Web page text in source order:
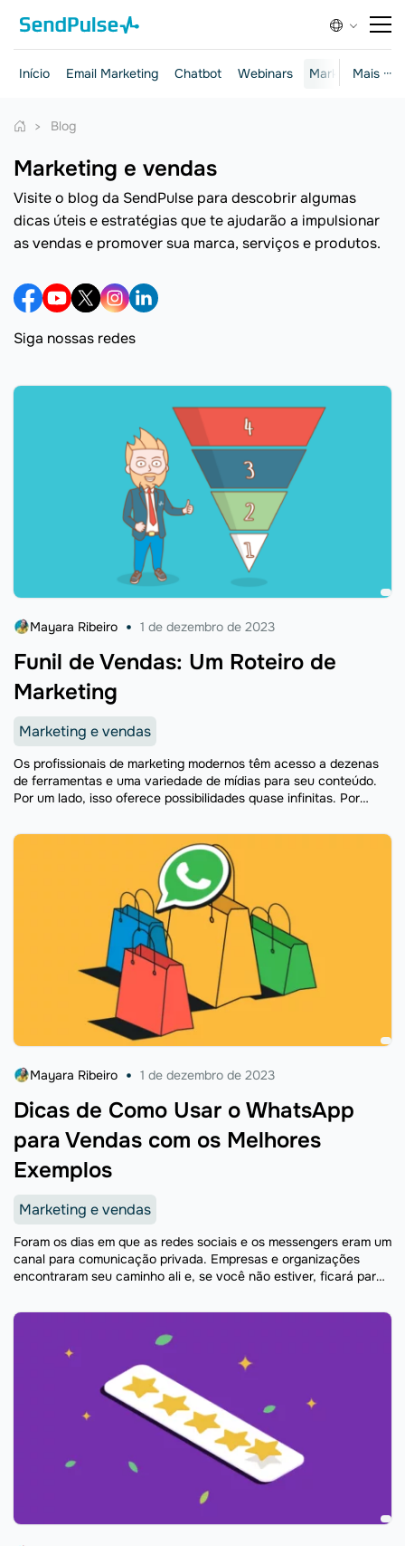
Mais ···
Início Email Marketing Chatbot Webinars Marketing e
Blog
Marketing e vendas
Visite o blog da SendPulse para descobrir algumas
dicas úteis e estratégias que te ajudarão a impulsionar
as vendas e promover sua marca, serviços e produtos.
Siga nossas redes
Funil de Vendas: Um Roteiro de
Marketing
Mayara Ribeiro 1 de dezembro de 2023
Marketing e vendas
Os profissionais de marketing modernos têm acesso a dezenas
de ferramentas e uma variedade de mídias para seu conteúdo.
Por um lado, isso oferece possibilidades quase infinitas. Por
Dicas de Como Usar o WhatsApp
para Vendas com os Melhores
Exemplos
Mayara Ribeiro 1 de dezembro de 2023
Marketing e vendas
Foram os dias em que as redes sociais e os messengers eram um
canal para comunicação privada. Empresas e organizações
encontraram seu caminho ali e, se você não estiver, ficará para